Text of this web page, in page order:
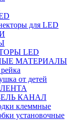
для LED
LED
МАТЕРИАЛЫ
от детей
КАНАЛ
клеммные
установочные